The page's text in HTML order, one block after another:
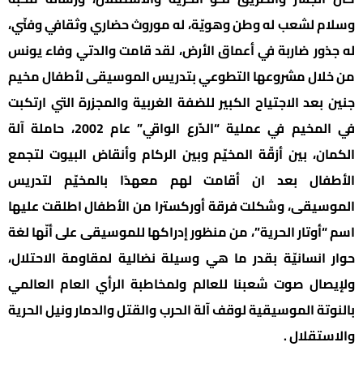
وسلام لشعب له وطن وهويّة، له موروث حضاري وثقافي وفنّي،
له جذور ضاربة في أعماق الأرض، لقد قامت والدتي وفاء يونس
من خلال مشروعها التطوعي بتدريس الموسيقى لأطفال مخيم
جنين بعد الاجتياح الكبير للضفة الغربية والمجزرة التي ارتكبت
في المخيم في عملية “الدّرع الواقي” عام 2002، حاملة آلة
الكمان، بين أزقّة المخيّم وبين الركام وأنقاض البيوت لتجمع
الأطفال بعد ان أقامت لهم معهدًا بالمخيّم لتدريس
الموسيقى، وشكلت فرقة أوركسترا من الأطفال اطلقت عليها
اسم “أوتار الحرية”، من منظور إدراكها للموسيقى على أنّها لغة
حوار انسانيّة بقدر ما هي وسيلة نضالية لمقاومة الاحتلال،
ولإيصال صوت شعبنا للعالم ولمخاطبة الرأي العام العالمي
بالنوتة الموسيقية لوقف آلة الحرب والقتل والدمار ونيل الحرية
والاستقلال .